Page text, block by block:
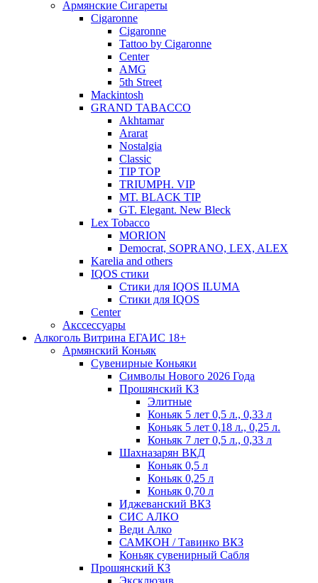
Армянские Сигареты
Cigaronne
Cigaronne
Tattoo by Cigaronne
Center
AMG
5th Street
Mackintosh
GRAND TABACCO
Akhtamar
Ararat
Nostalgia
Classic
TIP TOP
TRIUMPH. VIP
MT. BLACK TIP
GT. Elegant. New Bleck
Lex Tobacco
MORION
Democrat, SOPRANO, LEX, ALEX
Karelia and others
IQOS стики
Стики для IQOS ILUMA
Стики для IQOS
Сenter
Акссессуары
Алкоголь Витрина ЕГАИС 18+
Армянский Коньяк
Сувенирные Коньяки
Символы Нового 2026 Года
Прошянский КЗ
Элитные
Коньяк 5 лет 0,5 л., 0,33 л
Коньяк 5 лет 0,18 л., 0,25 л.
Коньяк 7 лет 0,5 л., 0,33 л
Шахназарян ВКД
Коньяк 0,5 л
Коньяк 0,25 л
Коньяк 0,70 л
Иджеванский ВКЗ
СИС АЛКО
Веди Алко
САМКОН / Тавинко ВКЗ
Коньяк сувенирный Сабля
Прошянский КЗ
Эксклюзив